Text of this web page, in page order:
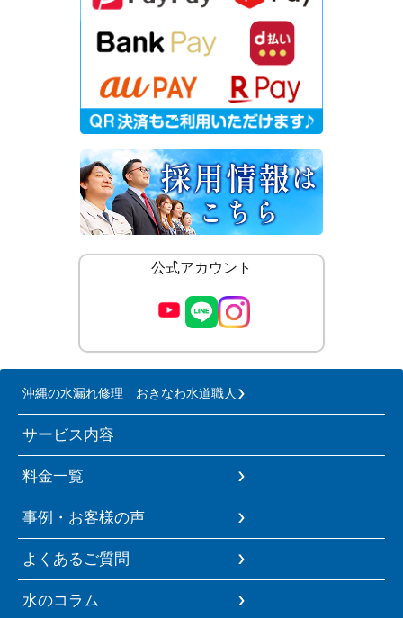
公式アカウント
沖縄の水漏れ修理 おきなわ水道職人
サービス内容
料金一覧
事例・お客様の声
よくあるご質問
水のコラム